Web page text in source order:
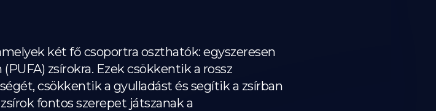
két fő csoportra oszthatók: egyszeresen
zsírokra. Ezek csökkentik a rossz
csökkentik a gyulladást és segítik a zsírban
fontos szerepet játszanak a